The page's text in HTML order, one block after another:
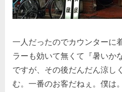
一人だったのでカウンターに
ラーも効いて無くて『暑いか
ですが、その後だんだん涼し
む。一番のお客だねぇ。僕は